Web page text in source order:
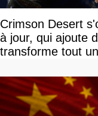
Crimson Desert
à jour, qui ajoute
transforme tout